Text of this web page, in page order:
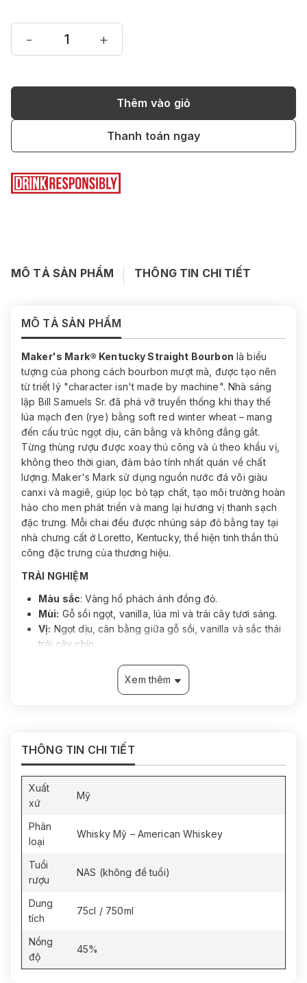
- +
Thêm vào giỏ
Thanh toán ngay
MÔ TẢ SẢN PHẨM THÔNG TIN CHI TIẾT
MÔ TẢ SẢN PHẨM
Maker's Mark® Kentucky Straight Bourbon là biểu
tượng của phong cách bourbon mượt mà, được tạo nên
từ triết lý "character isn't made by machine". Nhà sáng
lập Bill Samuels Sr. đã phá vỡ truyền thống khi thay thế
lúa mạch đen (rye) bằng soft red winter wheat – mang
đến cấu trúc ngọt dịu, cân bằng và không đắng gắt.
Từng thùng rượu được xoay thủ công và ủ theo khẩu vị,
không theo thời gian, đảm bảo tính nhất quán về chất
lượng. Maker's Mark sử dụng nguồn nước đá vôi giàu
canxi và magiê, giúp lọc bỏ tạp chất, tạo môi trường hoàn
hảo cho men phát triển và mang lại hương vị thanh sạch
đặc trưng. Mỗi chai đều được nhúng sáp đỏ bằng tay tại
nhà chưng cất ở Loretto, Kentucky, thể hiện tinh thần thủ
công đặc trưng của thương hiệu.
TRẢI NGHIỆM
Màu sắc: Vàng hổ phách ánh đồng đỏ.
Mùi: Gỗ sồi ngọt, vanilla, lúa mì và trái cây tươi sáng.
Vị: Ngọt dịu, cân bằng giữa gỗ sồi, vanilla và sắc thái
trái cây chín.
Xem thêm
THÔNG TIN CHI TIẾT
Xuất
xứ
Mỹ
Phân
loại
Whisky Mỹ – American Whiskey
Tuổi
rượu
NAS (không đề tuổi)
Dung
tích
75cl / 750ml
Nồng
độ
45%